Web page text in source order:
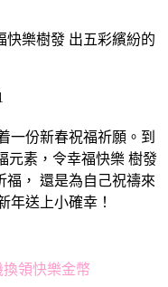
快樂樹發 出五彩繽紛的
一份新春祝福祈願。到
元素，令幸福快樂 樹發
福， 還是為自己祝禱來
年送上小確幸！
領快樂金幣